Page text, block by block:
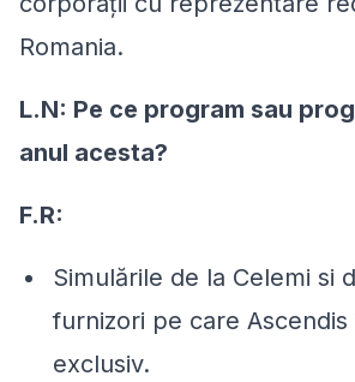
Romania.
L.N: Pe ce program sau
anul acesta?
F.R:
Simulările de la Celemi si
furnizori pe care
exclusiv.